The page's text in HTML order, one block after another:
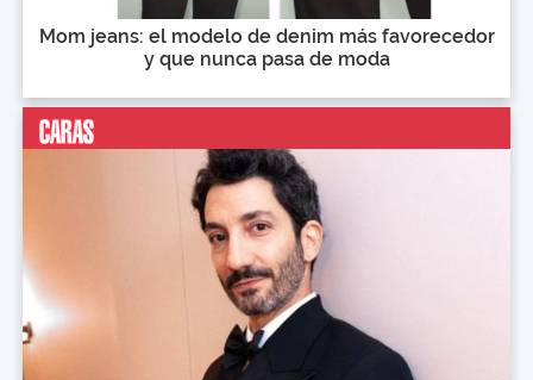
Mom jeans: el modelo de denim más favorecedor
y que nunca pasa de moda